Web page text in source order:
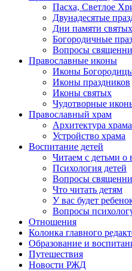
Пасха, Светлое
Двунадесятые
Дни памяти святых
Богородичные
Вопросы
Православные иконы
Иконы
Иконы праздников
Иконы святых
Чудотворные
Православный храм
Архитектура храма
Устройство храма
Воспитание детей
Читаем с детьми о
Психология детей
Вопросы
Что читать детям
У вас будет
Вопросы
Отношения
Колонка главного
Образование и
Путешествия
Новости РЖД